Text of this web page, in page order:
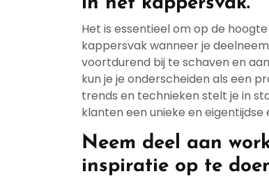
Het is essentieel om op de
kappersvak wanneer je
voortdurend bij te schaven en
kun je je onderscheiden als een
trends en technieken stelt je in
klanten een unieke en
Neem deel aan
inspiratie op te